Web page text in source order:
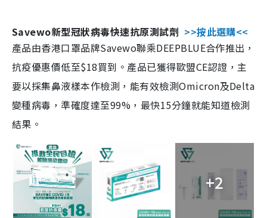
Savewo新型冠狀病毒快速抗原測試劑 >>按此選購<<
產品由香港口罩品牌Savewo聯乘DEEPBLUE合作推出，
抗疫優惠價低至$18買到。產品已獲得歐盟CE認證，主
要以採集鼻液樣本作檢測，能有效檢測Omicron及Delta
變種病毒，準確度達至99%，最快15分鐘就能知道檢測
結果。
+2